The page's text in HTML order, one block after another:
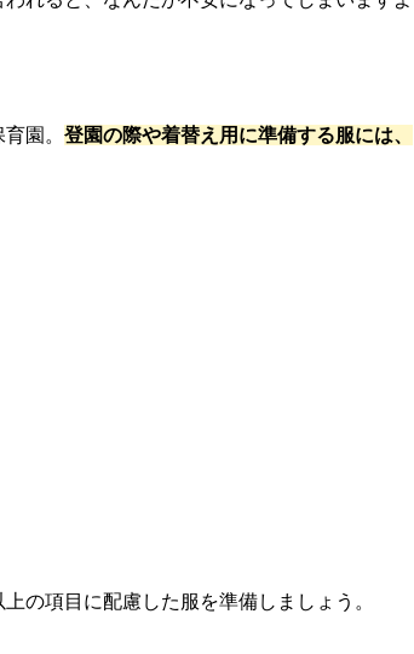
園。 登園の際や着替え用に準備する服には、
の項目に配慮した服を準備しましょう。